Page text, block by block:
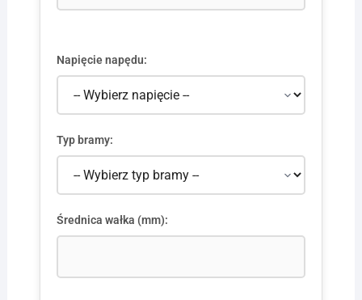
Napięcie napędu:
Typ bramy:
Średnica wałka (mm):